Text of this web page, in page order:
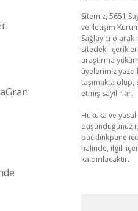
Sitemiz, 5651
ve İletişim
Sağlayıcı
sitedeki
araştırma
üyelerimiz
taşımakta
etmiş sayılırlar.
Hukuka ve
düşündüğünüz
halinde, ilgili
kaldırılacaktır.